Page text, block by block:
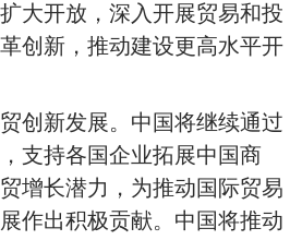
大开放，深入开展贸易和投
创新，推动建设更高水平开
创新发展。中国将继续通过
支持各国企业拓展中国商
增长潜力，为推动国际贸易
作出积极贡献。中国将推动